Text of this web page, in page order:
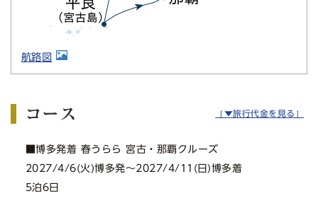
航路図
コース ［▼旅行代金を見る］
■博多発着 春うらら 宮古・那覇クルーズ
2027/4/6(火)博多発〜2027/4/11(日)博多着
5泊6日